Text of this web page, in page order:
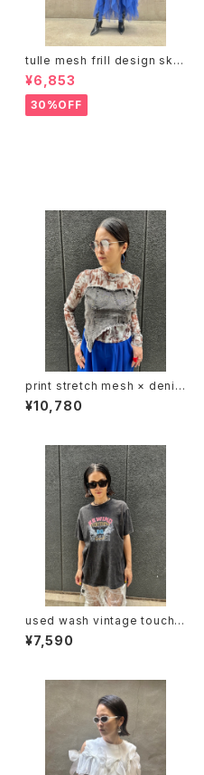
tulle mesh frill design skirt
スカート チュール メッシュ フリ
ル ゴムウエスト
¥6,853
30%OFF
print stretch mesh × denim
docking design tops トップ
ス ストレッチ メッシュ デニム 切
¥10,780
used wash vintage touch p
rint T-shirt Tシャツ ヴィンテ
ージ風 プリント ウォッシュ加工
¥7,590